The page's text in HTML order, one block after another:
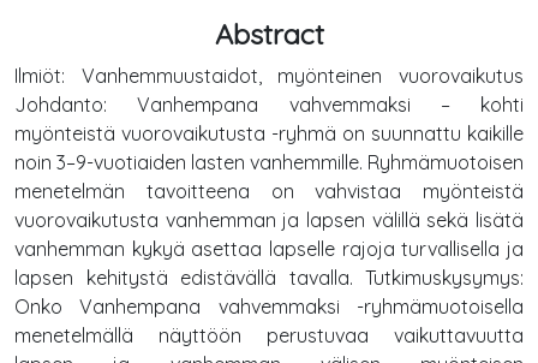
Abstract
Ilmiöt: Vanhemmuustaidot, myönteinen vuorovaikutus
Johdanto: Vanhempana vahvemmaksi – kohti
myönteistä vuorovaikutusta -ryhmä on suunnattu kaikille
noin 3–9-vuotiaiden lasten vanhemmille. Ryhmämuotoisen
menetelmän tavoitteena on vahvistaa myönteistä
vuorovaikutusta vanhemman ja lapsen välillä sekä lisätä
vanhemman kykyä asettaa lapselle rajoja turvallisella ja
lapsen kehitystä edistävällä tavalla. Tutkimuskysymys:
Onko Vanhempana vahvemmaksi -ryhmämuotoisella
menetelmällä näyttöön perustuvaa vaikuttavuutta